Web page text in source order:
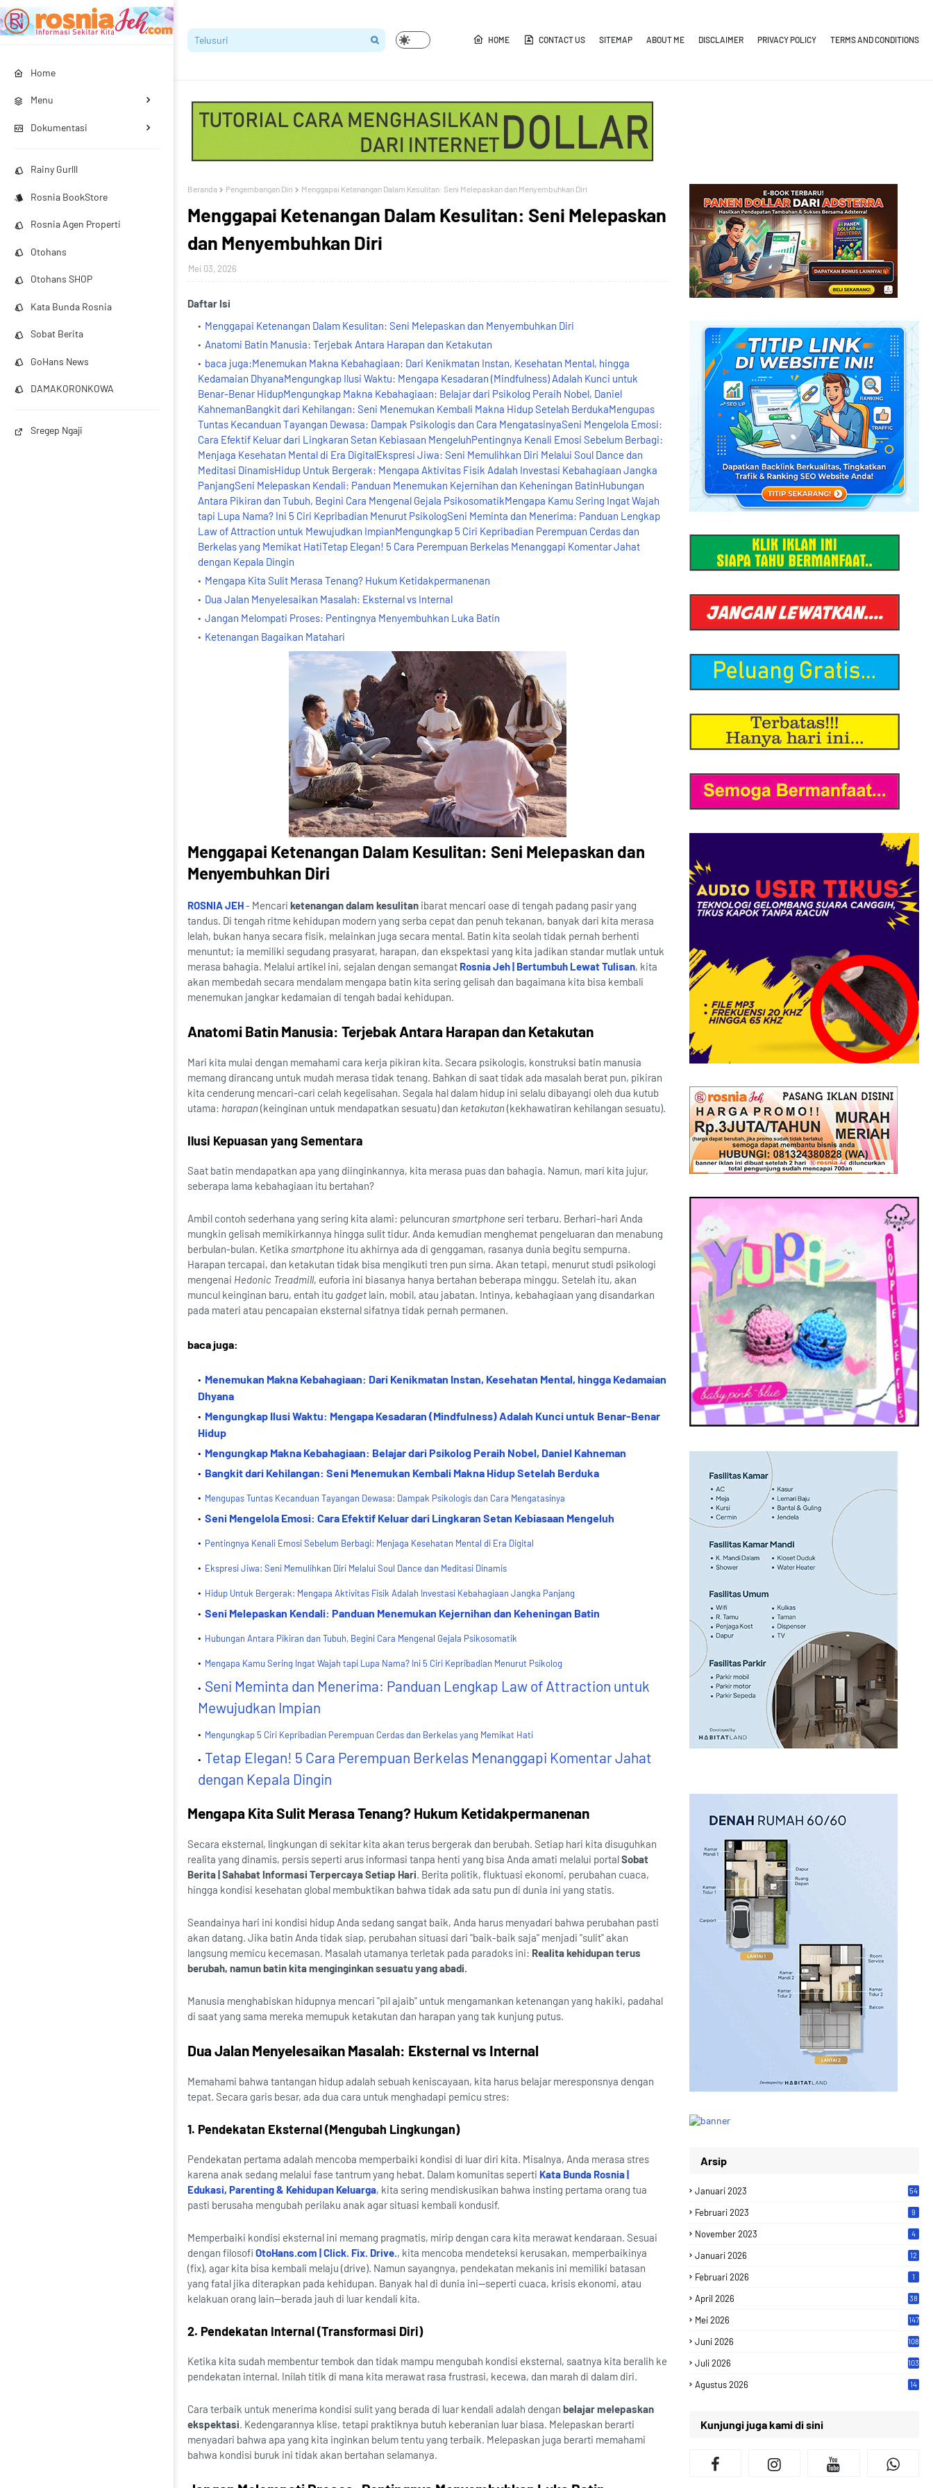
Home
Menu
Dokumentasi
Rainy Gurlll
Rosnia BookStore
Rosnia Agen Properti
Otohans
Otohans SHOP
Kata Bunda Rosnia
Sobat Berita
GoHans News
DAMAKORONKOWA
Sregep Ngaji
HOME CONTACT US SITEMAP ABOUT ME DISCLAIMER PRIVACY POLICY TERMS AND CONDITIONS
Beranda Pengembangan Diri Menggapai Ketenangan Dalam Kesulitan: Seni Melepaskan dan Menyembuhkan Diri
Menggapai Ketenangan Dalam Kesulitan: Seni Melepaskan
dan Menyembuhkan Diri
Mei 03, 2026
Daftar Isi
Menggapai Ketenangan Dalam Kesulitan: Seni Melepaskan dan Menyembuhkan Diri
Anatomi Batin Manusia: Terjebak Antara Harapan dan Ketakutan
baca juga:Menemukan Makna Kebahagiaan: Dari Kenikmatan Instan, Kesehatan Mental, hingga
Kedamaian DhyanaMengungkap Ilusi Waktu: Mengapa Kesadaran (Mindfulness) Adalah Kunci untuk
Benar-Benar HidupMengungkap Makna Kebahagiaan: Belajar dari Psikolog Peraih Nobel, Daniel
KahnemanBangkit dari Kehilangan: Seni Menemukan Kembali Makna Hidup Setelah BerdukaMengupas
Tuntas Kecanduan Tayangan Dewasa: Dampak Psikologis dan Cara MengatasinyaSeni Mengelola Emosi:
Cara Efektif Keluar dari Lingkaran Setan Kebiasaan MengeluhPentingnya Kenali Emosi Sebelum Berbagi:
Menjaga Kesehatan Mental di Era DigitalEkspresi Jiwa: Seni Memulihkan Diri Melalui Soul Dance dan
Meditasi DinamisHidup Untuk Bergerak: Mengapa Aktivitas Fisik Adalah Investasi Kebahagiaan Jangka
PanjangSeni Melepaskan Kendali: Panduan Menemukan Kejernihan dan Keheningan BatinHubungan
Antara Pikiran dan Tubuh, Begini Cara Mengenal Gejala PsikosomatikMengapa Kamu Sering Ingat Wajah
tapi Lupa Nama? Ini 5 Ciri Kepribadian Menurut PsikologSeni Meminta dan Menerima: Panduan Lengkap
Law of Attraction untuk Mewujudkan ImpianMengungkap 5 Ciri Kepribadian Perempuan Cerdas dan
Berkelas yang Memikat HatiTetap Elegan! 5 Cara Perempuan Berkelas Menanggapi Komentar Jahat
dengan Kepala Dingin
Mengapa Kita Sulit Merasa Tenang? Hukum Ketidakpermanenan
Dua Jalan Menyelesaikan Masalah: Eksternal vs Internal
Jangan Melompati Proses: Pentingnya Menyembuhkan Luka Batin
Ketenangan Bagaikan Matahari
Menggapai Ketenangan Dalam Kesulitan: Seni Melepaskan dan
Menyembuhkan Diri
ROSNIA JEH- Mencari ketenangan dalam kesulitan ibarat mencari oase di tengah padang pasir yang
tandus. Di tengah ritme kehidupan modern yang serba cepat dan penuh tekanan, banyak dari kita merasa
lelah, bukan hanya secara fisik, melainkan juga secara mental. Batin kita seolah tidak pernah berhenti
menuntut; ia memiliki segudang prasyarat, harapan, dan ekspektasi yang kita jadikan standar mutlak untuk
merasa bahagia. Melalui artikel ini, sejalan dengan semangat Rosnia Jeh | Bertumbuh Lewat Tulisan, kita
akan membedah secara mendalam mengapa batin kita sering gelisah dan bagaimana kita bisa kembali
menemukan jangkar kedamaian di tengah badai kehidupan.
Anatomi Batin Manusia: Terjebak Antara Harapan dan Ketakutan
Mari kita mulai dengan memahami cara kerja pikiran kita. Secara psikologis, konstruksi batin manusia
memang dirancang untuk mudah merasa tidak tenang. Bahkan di saat tidak ada masalah berat pun, pikiran
kita cenderung mencari-cari celah kegelisahan. Segala hal dalam hidup ini selalu dibayangi oleh dua kutub
utama: harapan (keinginan untuk mendapatkan sesuatu) dan ketakutan (kekhawatiran kehilangan sesuatu).
Ilusi Kepuasan yang Sementara
Saat batin mendapatkan apa yang diinginkannya, kita merasa puas dan bahagia. Namun, mari kita jujur,
seberapa lama kebahagiaan itu bertahan?
Ambil contoh sederhana yang sering kita alami: peluncuran smartphone seri terbaru. Berhari-hari Anda
mungkin gelisah memikirkannya hingga sulit tidur. Anda kemudian menghemat pengeluaran dan menabung
berbulan-bulan. Ketika smartphone itu akhirnya ada di genggaman, rasanya dunia begitu sempurna.
Harapan tercapai, dan ketakutan tidak bisa mengikuti tren pun sirna. Akan tetapi, menurut studi psikologi
mengenai Hedonic Treadmill, euforia ini biasanya hanya bertahan beberapa minggu. Setelah itu, akan
muncul keinginan baru, entah itu gadget lain, mobil, atau jabatan. Intinya, kebahagiaan yang disandarkan
pada materi atau pencapaian eksternal sifatnya tidak pernah permanen.
baca juga:
Menemukan Makna Kebahagiaan: Dari Kenikmatan Instan, Kesehatan Mental, hingga Kedamaian
Dhyana
Mengungkap Ilusi Waktu: Mengapa Kesadaran (Mindfulness) Adalah Kunci untuk Benar-Benar
Hidup
Mengungkap Makna Kebahagiaan: Belajar dari Psikolog Peraih Nobel, Daniel Kahneman
Bangkit dari Kehilangan: Seni Menemukan Kembali Makna Hidup Setelah Berduka
Mengupas Tuntas Kecanduan Tayangan Dewasa: Dampak Psikologis dan Cara Mengatasinya
Seni Mengelola Emosi: Cara Efektif Keluar dari Lingkaran Setan Kebiasaan Mengeluh
Pentingnya Kenali Emosi Sebelum Berbagi: Menjaga Kesehatan Mental di Era Digital
Ekspresi Jiwa: Seni Memulihkan Diri Melalui Soul Dance dan Meditasi Dinamis
Hidup Untuk Bergerak: Mengapa Aktivitas Fisik Adalah Investasi Kebahagiaan Jangka Panjang
Seni Melepaskan Kendali: Panduan Menemukan Kejernihan dan Keheningan Batin
Hubungan Antara Pikiran dan Tubuh, Begini Cara Mengenal Gejala Psikosomatik
Mengapa Kamu Sering Ingat Wajah tapi Lupa Nama? Ini 5 Ciri Kepribadian Menurut Psikolog
Seni Meminta dan Menerima: Panduan Lengkap Law of Attraction untuk
Mewujudkan Impian
Mengungkap 5 Ciri Kepribadian Perempuan Cerdas dan Berkelas yang Memikat Hati
Tetap Elegan! 5 Cara Perempuan Berkelas Menanggapi Komentar Jahat
dengan Kepala Dingin
Mengapa Kita Sulit Merasa Tenang? Hukum Ketidakpermanenan
Secara eksternal, lingkungan di sekitar kita akan terus bergerak dan berubah. Setiap hari kita disuguhkan
realita yang dinamis, persis seperti arus informasi tanpa henti yang bisa Anda amati melalui portalSobat
Berita | Sahabat Informasi Terpercaya Setiap Hari. Berita politik, fluktuasi ekonomi, perubahan cuaca,
hingga kondisi kesehatan global membuktikan bahwa tidak ada satu pun di dunia ini yang statis.
Seandainya hari ini kondisi hidup Anda sedang sangat baik, Anda harus menyadari bahwa perubahan pasti
akan datang. Jika batin Anda tidak siap, perubahan situasi dari "baik-baik saja" menjadi "sulit" akan
langsung memicu kecemasan. Masalah utamanya terletak pada paradoks ini: Realita kehidupan terus
berubah, namun batin kita menginginkan sesuatu yang abadi.
Manusia menghabiskan hidupnya mencari "pil ajaib" untuk mengamankan ketenangan yang hakiki, padahal
di saat yang sama mereka memupuk ketakutan dan harapan yang tak kunjung putus.
Dua Jalan Menyelesaikan Masalah: Eksternal vs Internal
Memahami bahwa tantangan hidup adalah sebuah keniscayaan, kita harus belajar meresponsnya dengan
tepat. Secara garis besar, ada dua cara untuk menghadapi pemicu stres:
1. Pendekatan Eksternal (Mengubah Lingkungan)
Pendekatan pertama adalah mencoba memperbaiki kondisi di luar diri kita. Misalnya, Anda merasa stres
karena anak sedang melalui fase tantrum yang hebat. Dalam komunitas seperti Kata Bunda Rosnia |
Edukasi, Parenting & Kehidupan Keluarga, kita sering mendiskusikan bahwa insting pertama orang tua
pasti berusaha mengubah perilaku anak agar situasi kembali kondusif.
Memperbaiki kondisi eksternal ini memang pragmatis, mirip dengan cara kita merawat kendaraan. Sesuai
dengan filosofi OtoHans.com | Click. Fix. Drive., kita mencoba mendeteksi kerusakan, memperbaikinya
(fix), agar kita bisa kembali melaju (drive). Namun sayangnya, pendekatan mekanis ini memiliki batasan
yang fatal jika diterapkan pada kehidupan. Banyak hal di dunia ini—seperti cuaca, krisis ekonomi, atau
kelakuan orang lain—berada jauh di luar kendali kita.
2. Pendekatan Internal (Transformasi Diri)
Ketika kita sudah membentur tembok dan tidak mampu mengubah kondisi eksternal, saatnya kita beralih ke
pendekatan internal. Inilah titik di mana kita merawat rasa frustrasi, kecewa, dan marah di dalam diri.
Cara terbaik untuk menerima kondisi sulit yang berada di luar kendali adalah dengan belajar melepaskan
ekspektasi. Kedengarannya klise, tetapi praktiknya butuh keberanian luar biasa. Melepaskan berarti
menyadari bahwa apa yang kita inginkan belum tentu yang terbaik. Melepaskan juga berarti memahami
bahwa kondisi buruk ini tidak akan bertahan selamanya.
Arsip
Januari 2023 54
Februari 2023 9
November 2023 4
Januari 2026 12
Februari 2026 1
April 2026 38
Mei 2026 147
Juni 2026 108
Juli 2026 103
Agustus 2026 14
Kunjungi juga kami di sini